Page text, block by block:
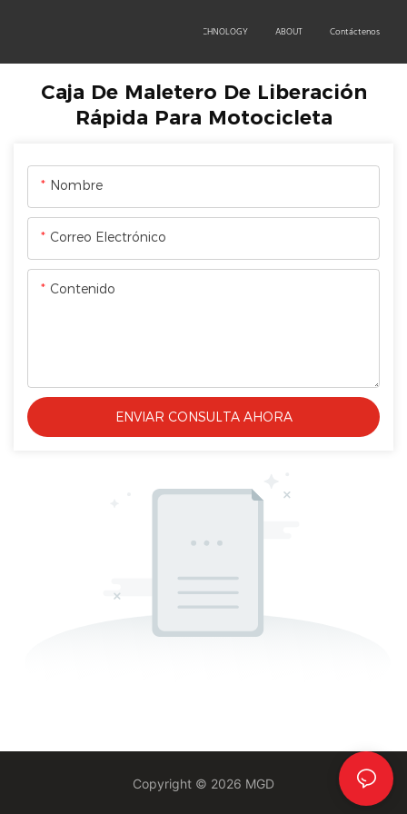
TECHNOLOGY ABOUT Contáctenos
Caja De Maletero De Liberación
Rápida Para Motocicleta
Nombre
Correo Electrónico
Contenido
ENVIAR CONSULTA AHORA
Copyright © 2026 MGD